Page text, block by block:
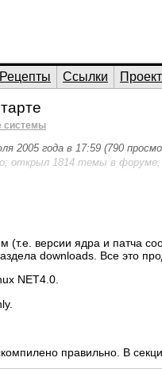
Рецепты Ссылки Проект
системы
2005 года в 17:59 (790
открыл 1814 темы в
версии ядра и патча
downloads. Все это
NET4.0.
правильно. В